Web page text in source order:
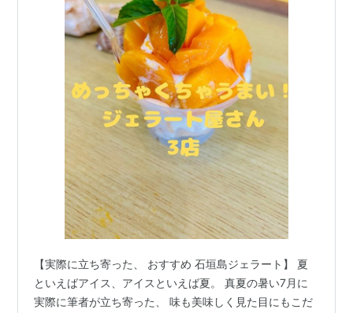
【実際に立ち寄った、 おすすめ 石垣島ジェラート】 夏
といえばアイス、アイスといえば夏。 真夏の暑い7月に
実際に筆者が立ち寄った、 味も美味しく見た目にもこだ